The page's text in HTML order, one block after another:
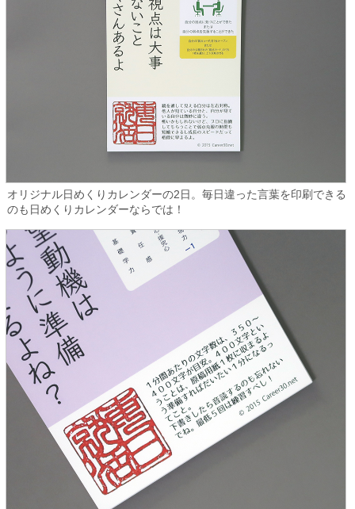
オリジナル日めくりカレンダーの2日。毎日違った言葉を印刷できる
のも日めくりカレンダーならでは！